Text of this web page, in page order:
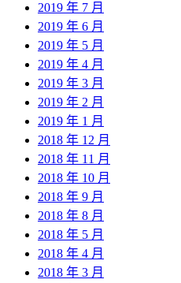
2019 年 7 月
2019 年 6 月
2019 年 5 月
2019 年 4 月
2019 年 3 月
2019 年 2 月
2019 年 1 月
2018 年 12 月
2018 年 11 月
2018 年 10 月
2018 年 9 月
2018 年 8 月
2018 年 5 月
2018 年 4 月
2018 年 3 月